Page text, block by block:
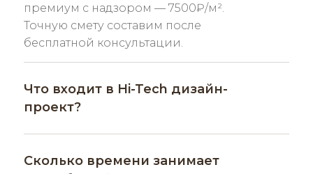
премиум с надзором — 7500₽/м².
Точную смету составим после
бесплатной консультации.
Что входит в Hi-Tech дизайн-
проект?
Сколько времени занимает